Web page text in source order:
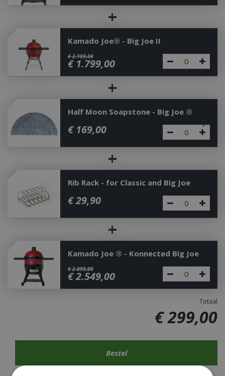
+
Kamado Joe® - Big Joe II
€ 2.199,00
€ 1.799,00
+
Half Moon Soapstone - Big Joe ®
€ 169,00
+
Rib Rack - for Classic and Big Joe
€29,90
+
Kamado Joe ® - Konnected Big Joe
€ 2.899,00
€2.549,00
Totaal
€299,00